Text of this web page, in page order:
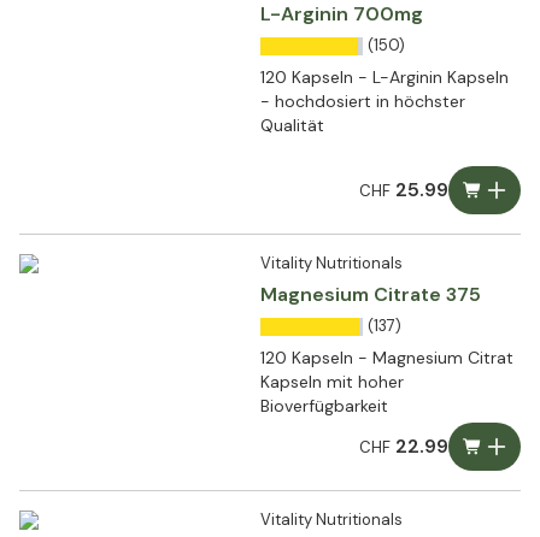
L-Arginin 700mg
(150)
120 Kapseln - L-Arginin Kapseln
- hochdosiert in höchster
Qualität
CHF25.99
Vitality Nutritionals
Magnesium Citrate 375
(137)
120 Kapseln - Magnesium Citrat
Kapseln mit hoher
Bioverfügbarkeit
CHF22.99
Vitality Nutritionals